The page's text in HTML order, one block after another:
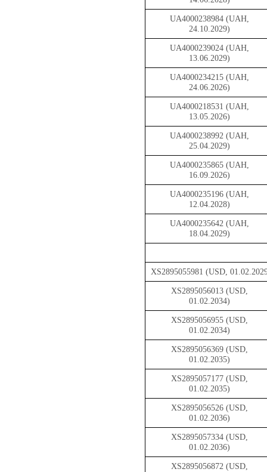
UA4000238984 (UAH,
24.10.2029)
UA4000239024 (UAH,
13.06.2029)
UA4000234215 (UAH,
24.06.2026)
UA4000218531 (UAH,
13.05.2026)
UA4000238992 (UAH,
25.04.2029)
UA4000235865 (UAH,
16.09.2026)
UA4000235196 (UAH,
12.04.2028)
UA4000235642 (UAH,
18.04.2029)
XS2895055981 (USD,
XS2895056013 (USD,
01.02.2034)
XS2895056955 (USD,
01.02.2034)
XS2895056369 (USD,
01.02.2035)
XS2895057177 (USD,
01.02.2035)
XS2895056526 (USD,
01.02.2036)
XS2895057334 (USD,
01.02.2036)
XS2895056872 (USD,